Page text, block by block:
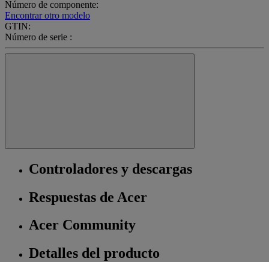
Número de componente:
Encontrar otro modelo
GTIN:
Número de serie :
Controladores y descargas
Respuestas de Acer
Acer Community
Detalles del producto